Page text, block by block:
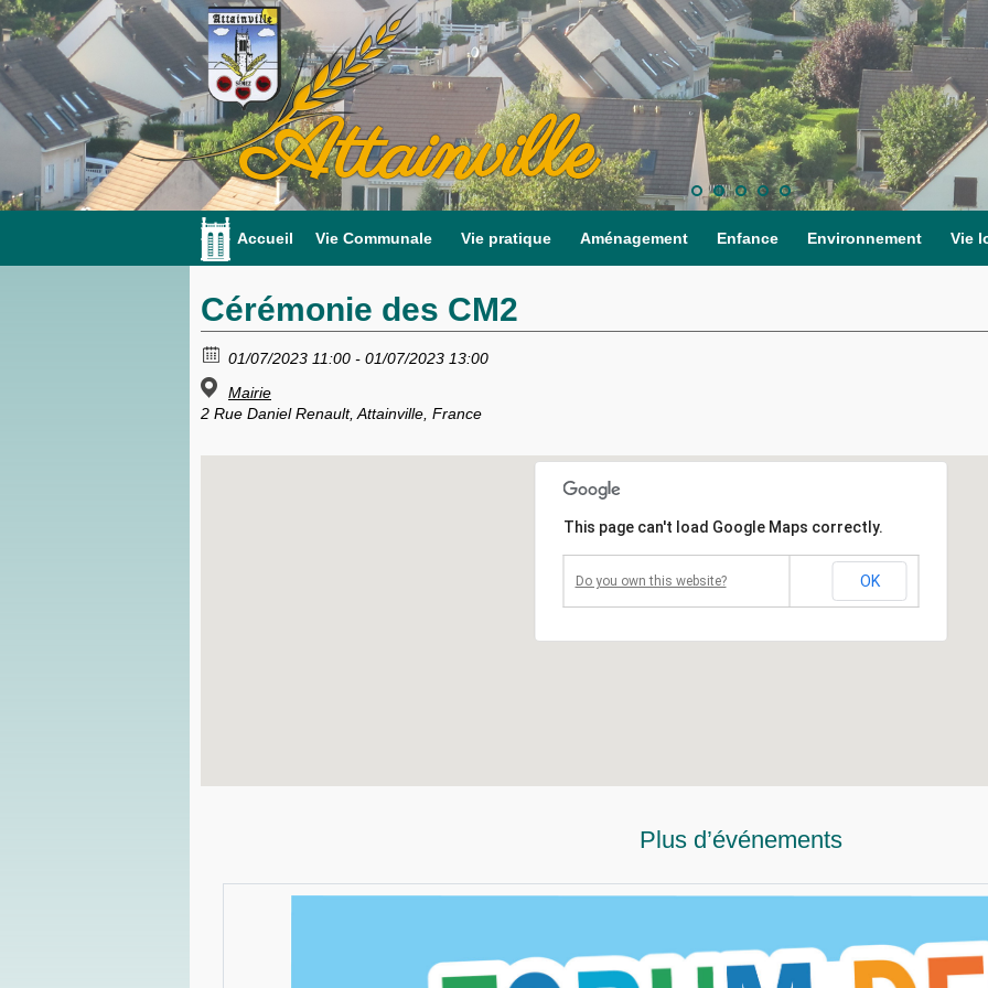
Attainville
Accueil Vie Communale Vie pratique Aménagement Enfance Environnement Vie
Cérémonie des CM2
01/07/2023 11:00 - 01/07/2023 13:00
Mairie
2 Rue Daniel Renault, Attainville, France
This page can't load Google Maps correctly.
Do you own this website? OK
Plus d’événements